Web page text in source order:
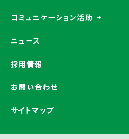
コミュニケーション活動
ニュース
採用情報
お問い合わせ
サイトマップ